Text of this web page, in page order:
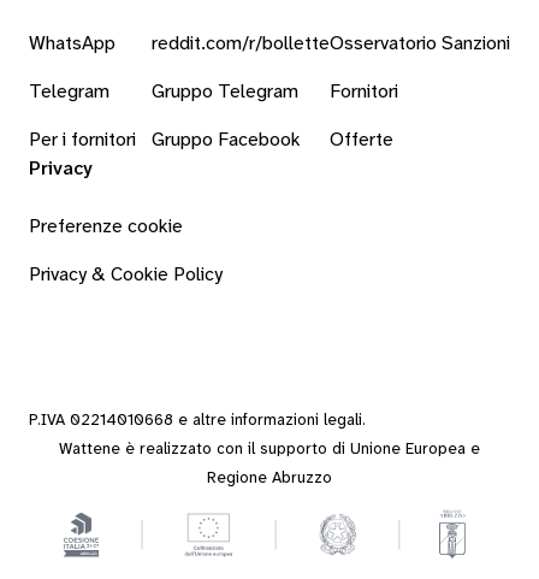
WhatsApp
Telegram
Per i fornitori
reddit.com/r/bollette
Gruppo Telegram
Gruppo Facebook
Osservatorio Sanzioni
Fornitori
Offerte
Privacy
Preferenze cookie
Privacy & Cookie Policy
P.IVA 02214010668 e altre informazioni legali.
Wattene è realizzato con il supporto di Unione Europea e
Regione Abruzzo